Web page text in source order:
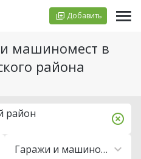
Добавить
машиномест в
района
Гаражи и машиноместа
район